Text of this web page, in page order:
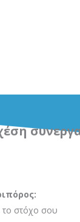
το στόχο σου